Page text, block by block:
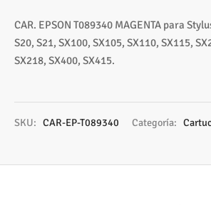
CAR. EPSON T089340 MAGENTA para
S20, S21, SX100, SX105, SX110, SX115,
SX218, SX400, SX415.
SKU: CAR-EP-T089340 Categoría:
Nvidia – AMD
cajas
M.2 Samsung, WD
raton
red